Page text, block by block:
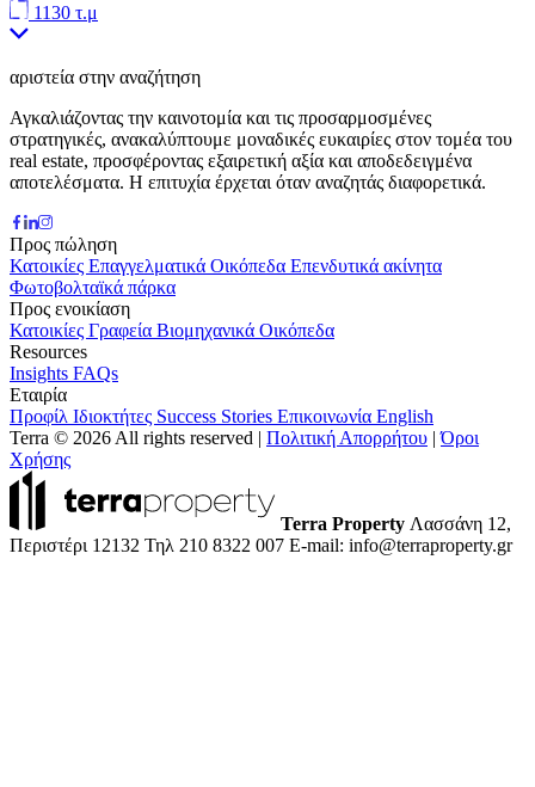
1130 τ.μ
αριστεία στην αναζήτηση
Αγκαλιάζοντας την καινοτομία και τις προσαρμοσμένες
στρατηγικές, ανακαλύπτουμε μοναδικές ευκαιρίες στον τομέα του
real estate, προσφέροντας εξαιρετική αξία και αποδεδειγμένα
αποτελέσματα. Η επιτυχία έρχεται όταν αναζητάς διαφορετικά.
Προς πώληση
Κατοικίες Επαγγελματικά Οικόπεδα Επενδυτικά ακίνητα
Φωτοβολταϊκά πάρκα
Προς ενοικίαση
Κατοικίες Γραφεία Βιομηχανικά Οικόπεδα
Resources
Insights FAQs
Εταιρία
Προφίλ Ιδιοκτήτες Success Stories Επικοινωνία English
Terra © 2026 All rights reserved | Πολιτική Απορρήτου |Όροι
Χρήσης
Terra Property Λασσάνη 12,
Περιστέρι 12132 Τηλ 210 8322 007 E-mail: info@terraproperty.gr